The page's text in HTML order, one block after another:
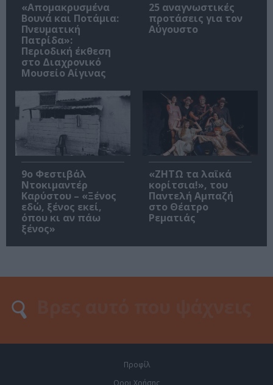
«Απομακρυσμένα
Βουνά και Ποτάμια:
Πνευματική
Πατρίδα»:
Περιοδική έκθεση
στο Διαχρονικό
Μουσείο Αίγινας
25 αναγνωστικές
προτάσεις για τον
Αύγουστο
9ο Φεστιβάλ
Ντοκιμαντέρ
Καρύστου – «Ξένος
εδώ, ξένος εκεί,
όπου κι αν πάω
ξένος»
«ΖΗΤΩ τα λαϊκά
κορίτσια!», του
Παντελή Αμπαζή
στο Θέατρο
Ρεματιάς
Προφίλ
Οροι Χρήσης